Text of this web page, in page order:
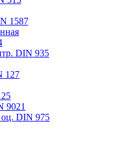
1587
DIN 935
127
9021
DIN 975